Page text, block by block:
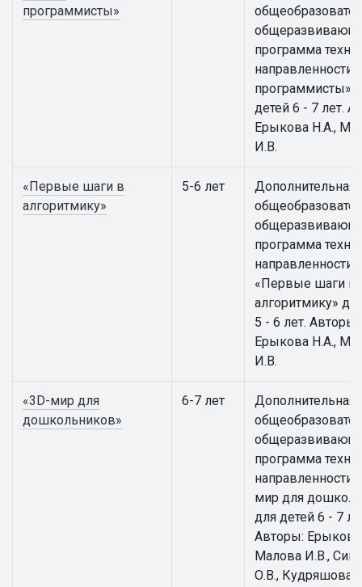
программисты»
программа
программисты»
детей 6 - 7 лет.
Ерыкова Н.А.,
И.В.
«Первые шаги в
алгоритмику»
5-6 лет
Дополнительная
программа
направленности
«Первые шаги в
алгоритмику»
5 - 6 лет. Авторы:
Ерыкова Н.А.,
И.В.
«3D-мир для
дошкольников»
6-7 лет
Дополнительная
программа
направленности
мир для
для детей 6 - 7
Авторы: Ерыкова
Малова И.В.,
О.В., Кудряшова